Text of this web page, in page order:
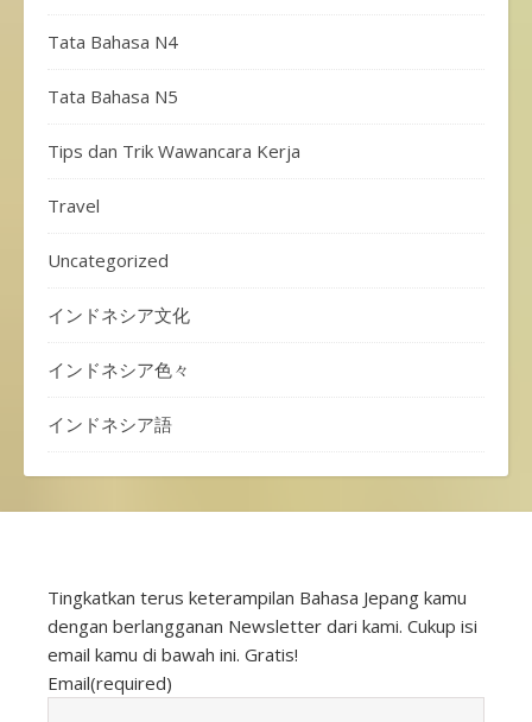
Tata Bahasa N4
Tata Bahasa N5
Tips dan Trik Wawancara Kerja
Travel
Uncategorized
インドネシア文化
インドネシア色々
インドネシア語
Tingkatkan terus keterampilan Bahasa Jepang kamu
dengan berlangganan Newsletter dari kami. Cukup isi
email kamu di bawah ini. Gratis!
Email(required)